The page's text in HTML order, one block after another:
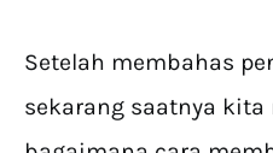
Setelah membahas
sekarang saatnya kita